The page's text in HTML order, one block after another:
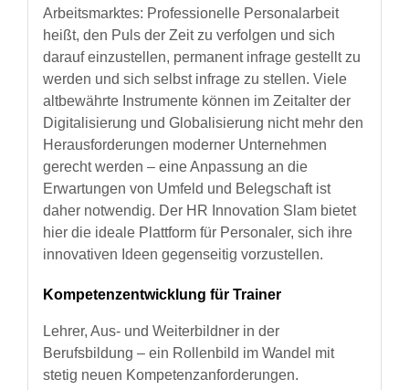
Arbeitsmarktes: Professionelle Personalarbeit
heißt, den Puls der Zeit zu verfolgen und sich
darauf einzustellen, permanent infrage gestellt zu
werden und sich selbst infrage zu stellen. Viele
altbewährte Instrumente können im Zeitalter der
Digitalisierung und Globalisierung nicht mehr den
Herausforderungen moderner Unternehmen
gerecht werden – eine Anpassung an die
Erwartungen von Umfeld und Belegschaft ist
daher notwendig. Der HR Innovation Slam bietet
hier die ideale Plattform für Personaler, sich ihre
innovativen Ideen gegenseitig vorzustellen.
Kompetenzentwicklung für Trainer
Lehrer, Aus- und Weiterbildner in der
Berufsbildung – ein Rollenbild im Wandel mit
stetig neuen Kompetenzanforderungen.